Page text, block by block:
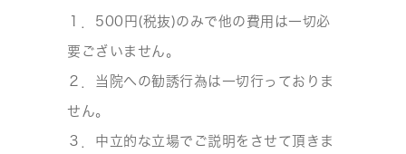
１．500円(税抜)のみで他の費用は一切必
要ございません。
２．当院への勧誘行為は一切行っておりま
せん。
３．中立的な立場でご説明をさせて頂きま